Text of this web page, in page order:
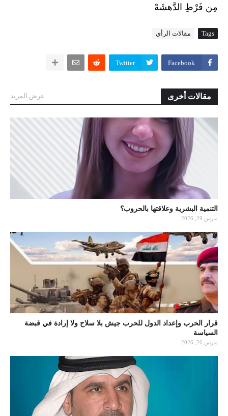
مِن فَرْطِ الدَّهشَهْ
Tags مقالات الرأي
Facebook
Twitter
مقالات أخرى عرض المزيد
التنمية البشرية وعلاقتها بالحروب؟
مارس 29, 2026
قرار الحرب وإعداد الدول للحرب جيش بلا سلاح ولا إرادة في قبضة
السياسة
مارس 26, 2026